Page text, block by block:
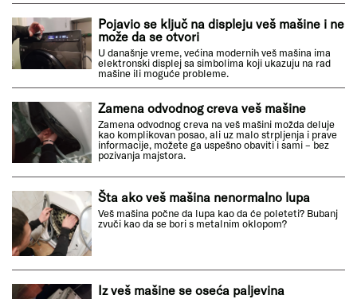
Pojavio se ključ na displeju veš mašine i ne
može da se otvori
U današnje vreme, većina modernih veš mašina ima
elektronski displej sa simbolima koji ukazuju na rad
mašine ili moguće probleme.
Zamena odvodnog creva veš mašine
Zamena odvodnog creva na veš mašini možda deluje
kao komplikovan posao, ali uz malo strpljenja i prave
informacije, možete ga uspešno obaviti i sami – bez
pozivanja majstora.
Šta ako veš mašina nenormalno lupa
Veš mašina počne da lupa kao da će poleteti? Bubanj
zvuči kao da se bori s metalnim oklopom?
Iz veš mašine se oseća paljevina